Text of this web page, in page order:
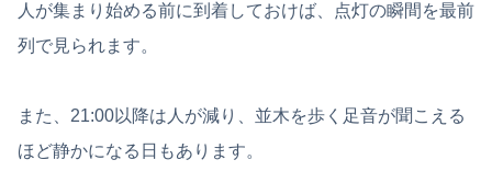
人が集まり始める前に到着しておけば、点灯の瞬間を最前
列で見られます。
また、21:00以降は人が減り、並木を歩く足音が聞こえる
ほど静かになる日もあります。